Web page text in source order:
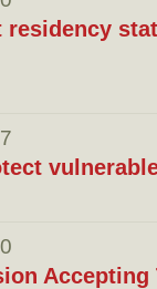
residency
Accepting